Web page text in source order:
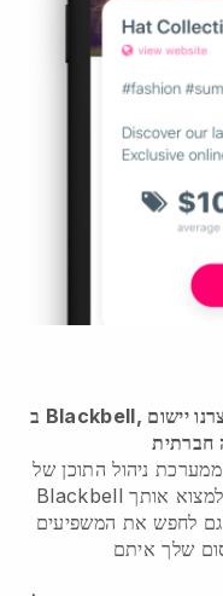
ב Blackbell, יצרנו יישום liaises החתונה שלך רכז העסק עם
ניהול התוכן של
Blackbell אל האפליקציה הזו והמשפיעים יוכלו למצוא אותך
לחפש את המשפיעים